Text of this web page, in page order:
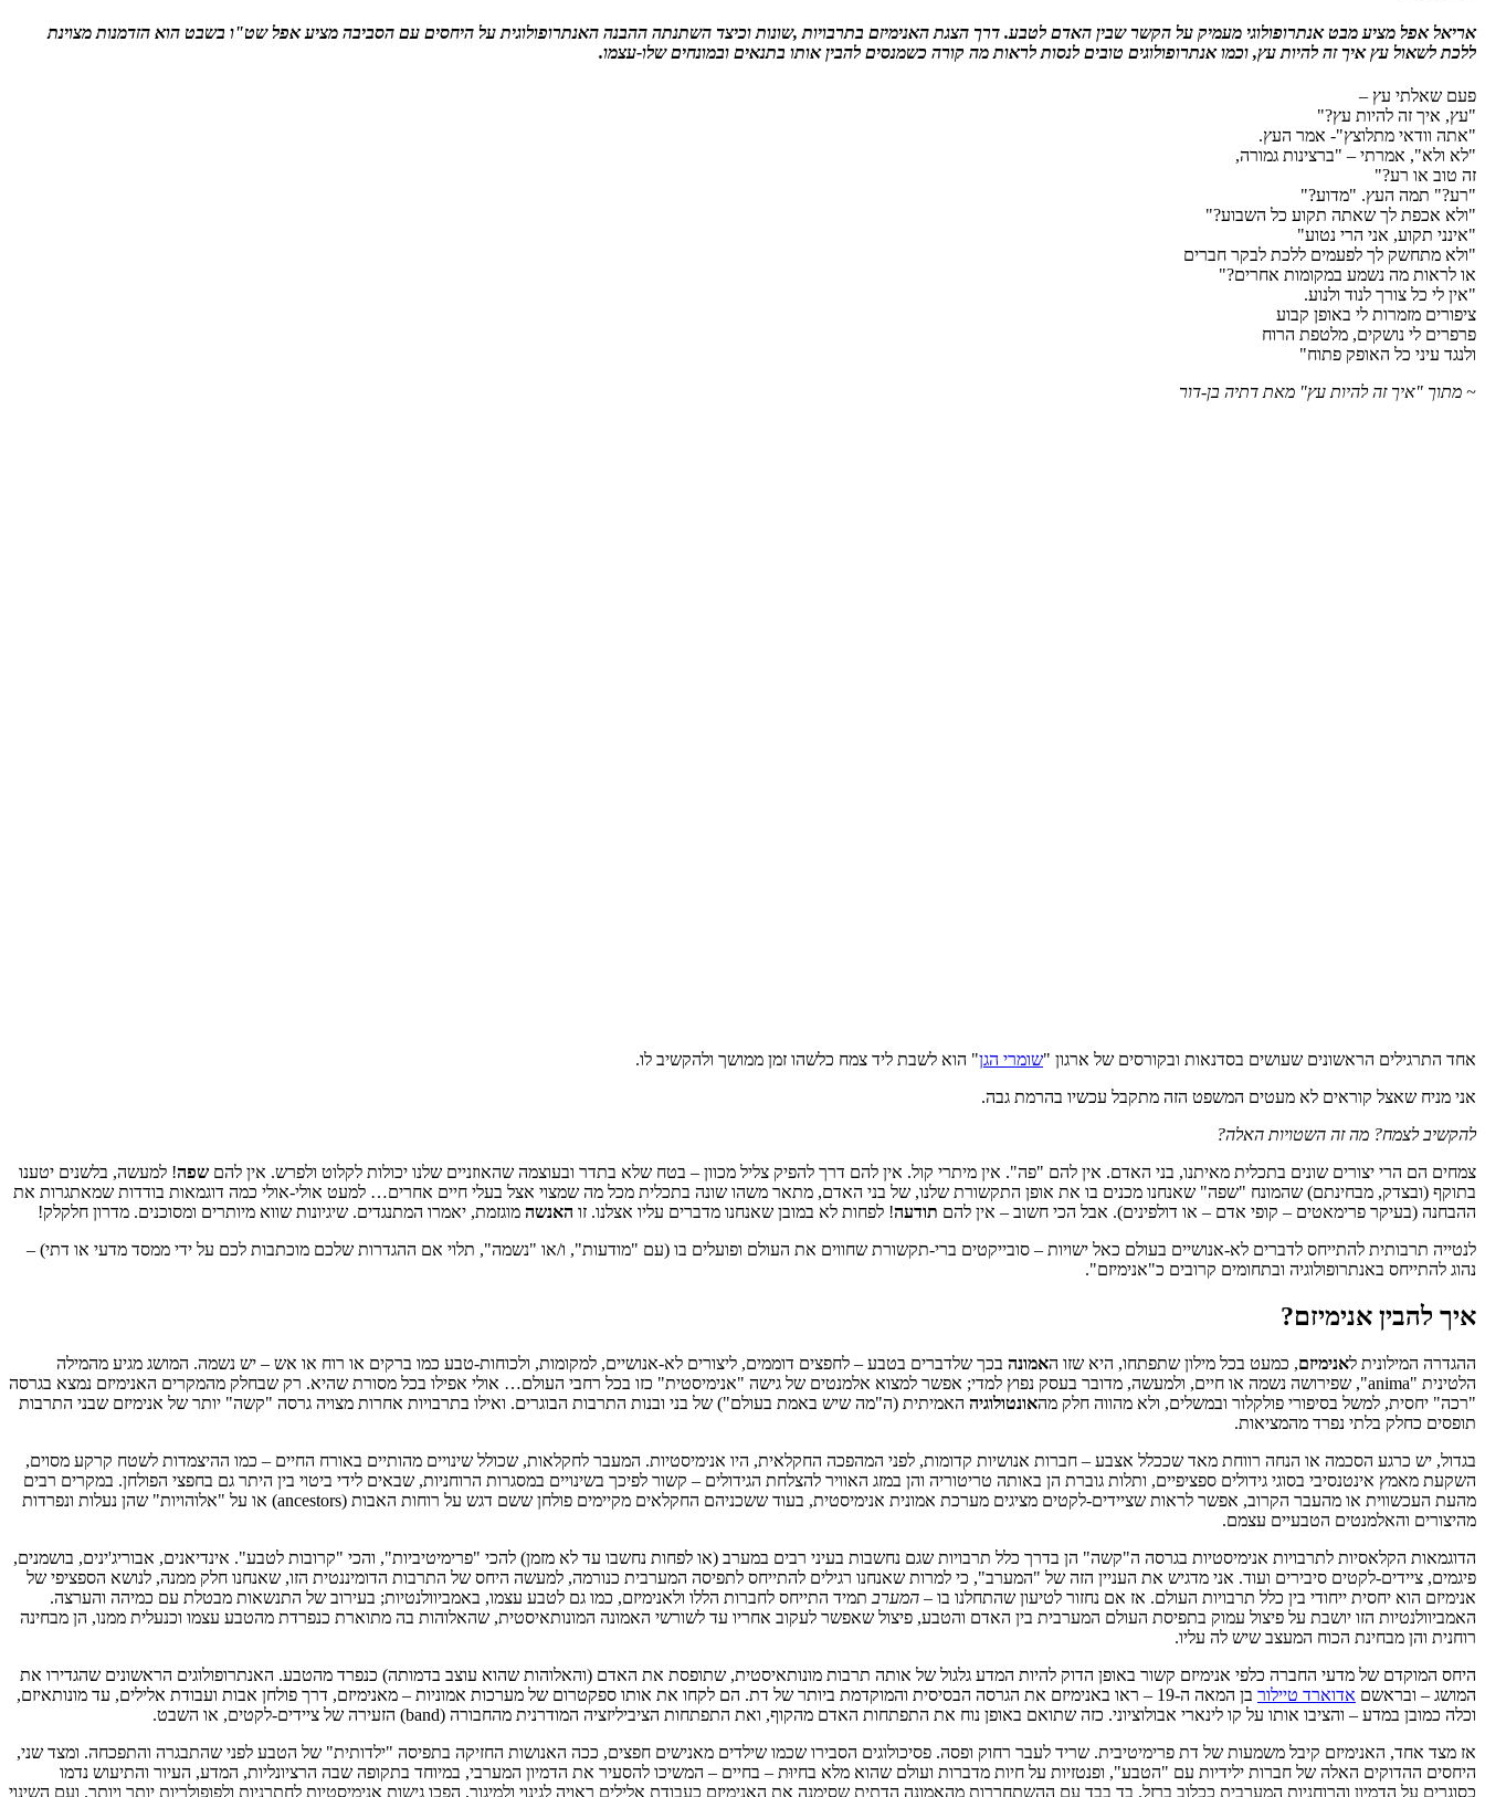
אריאל אפל מציע מבט אנתרופולוגי מעמיק על הקשר שבין האדם לטבע. דרך הצגת האנימיזם בתרבויות ,שונות וכיצד השתנתה ההבנה האנתרופולוגית על היחסים עם הסביבה מציע אפל שט"ו בשבט הוא הזדמנות מצוינת
ללכת לשאול עץ איך זה להיות עץ, וכמו אנתרופולוגים טובים לנסות לראות מה קורה כשמנסים להבין אותו בתנאים ובמונחים שלו-עצמו.
פעם שאלתי עץ –
"עץ, איך זה להיות עץ?"
"אתה וודאי מתלוצץ"- אמר העץ.
"לא ולא", אמרתי – "ברצינות גמורה,
זה טוב או רע?"
"רע?" תמה העץ. "מדוע?"
"ולא אכפת לך שאתה תקוע כל השבוע?"
"אינני תקוע, אני הרי נטוע"
"ולא מתחשק לך לפעמים ללכת לבקר חברים
או לראות מה נשמע במקומות אחרים?"
"אין לי כל צורך לנוד ולנוע.
ציפורים מזמרות לי באופן קבוע
פרפרים לי נושקים, מלטפת הרוח
ולנגד עיני כל האופק פתוח"
~ מתוך "איך זה להיות עץ" מאת דתיה בן-דור
אחד התרגילים הראשונים שעושים בסדנאות ובקורסים של ארגון "שומרי הגן" הוא לשבת ליד צמח כלשהו זמן ממושך ולהקשיב לו.
אני מניח שאצל קוראים לא מעטים המשפט הזה מתקבל עכשיו בהרמת גבה.
להקשיב לצמח? מה זה השטויות האלה?
צמחים הם הרי יצורים שונים בתכלית מאיתנו, בני האדם. אין להם "פה". אין מיתרי קול. אין להם דרך להפיק צליל מכוון – בטח שלא בתדר ובעוצמה שהאוזניים שלנו יכולות לקלוט ולפרש. אין להם שפה! למעשה, בלשנים יטענו
בתוקף (ובצדק, מבחינתם) שהמונח "שפה" שאנחנו מכנים בו את אופן התקשורת שלנו, של בני האדם, מתאר משהו שונה בתכלית מכל מה שמצוי אצל בעלי חיים אחרים… למעט אולי-אולי כמה דוגמאות בודדות שמאתגרות את
ההבחנה (בעיקר פרימאטים – קופי אדם – או דולפינים). אבל הכי חשוב – אין להם תודעה! לפחות לא במובן שאנחנו מדברים עליו אצלנו. זו האנשה מוגזמת, יאמרו המתנגדים. שיגיונות שווא מיותרים ומסוכנים. מדרון חלקלק!
לנטייה תרבותית להתייחס לדברים לא-אנושיים בעולם כאל ישויות – סובייקטים ברי-תקשורת שחווים את העולם ופועלים בו (עם "מודעות", ו/או "נשמה", תלוי אם ההגדרות שלכם מוכתבות לכם על ידי ממסד מדעי או דתי) –
נהוג להתייחס באנתרופולוגיה ובתחומים קרובים כ"אנימיזם".
איך להבין אנימיזם?
ההגדרה המילונית לאנימיזם, כמעט בכל מילון שתפתחו, היא שזו האמונה בכך שלדברים בטבע – לחפצים דוממים, ליצורים לא-אנושיים, למקומות, ולכוחות-טבע כמו ברקים או רוח או אש – יש נשמה. המושג מגיע מהמילה
הלטינית "anima", שפירושה נשמה או חיים, ולמעשה, מדובר בעסק נפוץ למדי; אפשר למצוא אלמנטים של גישה "אנימיסטית" כזו בכל רחבי העולם… אולי אפילו בכל מסורת שהיא. רק שבחלק מהמקרים האנימיזם נמצא בגרסה
"רכה" יחסית, למשל בסיפורי פולקלור ובמשלים, ולא מהווה חלק מהאונטולוגיה האמיתית (ה"מה שיש באמת בעולם") של בני ובנות התרבות הבוגרים. ואילו בתרבויות אחרות מצויה גרסה "קשה" יותר של אנימיזם שבני התרבות
תופסים כחלק בלתי נפרד מהמציאות.
בגדול, יש כרגע הסכמה או הנחה רווחת מאד שככלל אצבע – חברות אנושיות קדומות, לפני המהפכה החקלאית, היו אנימיסטיות. המעבר לחקלאות, שכולל שינויים מהותיים באורח החיים – כמו ההיצמדות לשטח קרקע מסוים,
השקעת מאמץ אינטנסיבי בסוגי גידולים ספציפיים, ותלות גוברת הן באותה טריטוריה והן במזג האוויר להצלחת הגידולים – קשור לפיכך בשינויים במסגרות הרוחניות, שבאים לידי ביטוי בין היתר גם בחפצי הפולחן. במקרים רבים
מהעת העכשווית או מהעבר הקרוב, אפשר לראות שציידים-לקטים מציגים מערכת אמונית אנימיסטית, בעוד ששכניהם החקלאים מקיימים פולחן ששם דגש על רוחות האבות (ancestors) או על "אלוהויות" שהן נעלות ונפרדות
מהיצורים והאלמנטים הטבעיים עצמם.
הדוגמאות הקלאסיות לתרבויות אנימיסטיות בגרסה ה"קשה" הן בדרך כלל תרבויות שגם נחשבות בעיני רבים במערב (או לפחות נחשבו עד לא מזמן) להכי "פרימיטיביות", והכי "קרובות לטבע". אינדיאנים, אבוריג'ינים, בושמנים,
פיגמים, ציידים-לקטים סיבירים ועוד. אני מדגיש את העניין הזה של "המערב", כי למרות שאנחנו רגילים להתייחס לתפיסה המערבית כנורמה, למעשה היחס של התרבות הדומיננטית הזו, שאנחנו חלק ממנה, לנושא הספציפי של
אנימיזם הוא יחסית ייחודי בין כלל תרבויות העולם. אז אם נחזור לטיעון שהתחלנו בו – המערב תמיד התייחס לחברות הללו ולאנימיזם, כמו גם לטבע עצמו, באמביוולנטיות; בעירוב של התנשאות מבטלת עם כמיהה והערצה.
האמביוולנטיות הזו יושבת על פיצול עמוק בתפיסת העולם המערבית בין האדם והטבע, פיצול שאפשר לעקוב אחריו עד לשורשי האמונה המונותאיסטית, שהאלוהות בה מתוארת כנפרדת מהטבע עצמו וכנעלית ממנו, הן מבחינה
רוחנית והן מבחינת הכוח המעצב שיש לה עליו.
היחס המוקדם של מדעי החברה כלפי אנימיזם קשור באופן הדוק להיות המדע גלגול של אותה תרבות מונותאיסטית, שתופסת את האדם (והאלוהות שהוא עוצב בדמותה) כנפרד מהטבע. האנתרופולוגים הראשונים שהגדירו את
המושג – ובראשם אדוארד טיילור
בן המאה ה-19 – ראו באנימיזם את הגרסה הבסיסית והמוקדמת ביותר של דת. הם לקחו את אותו ספקטרום של מערכות אמוניות – מאנימיזם, דרך פולחן אבות ועבודת אלילים, עד מונותאיזם,
וכלה כמובן במדע – והציבו אותו על קו לינארי אבולוציוני. כזה שתואם באופן נוח את התפתחות האדם מהקוף, ואת התפתחות הציביליזציה המודרנית מהחבורה (band) הזעירה של ציידים-לקטים, או השבט.
אז מצד אחד, האנימיזם קיבל משמעות של דת פרימיטיבית. שריד לעבר רחוק ופסה. פסיכולוגים הסבירו שכמו שילדים מאנישים חפצים, ככה האנושות החזיקה בתפיסה "ילדותית" של הטבע לפני שהתבגרה והתפכחה. ומצד שני,
היחסים ההדוקים האלה של חברות ילידיות עם "הטבע", ופנטזיות על חיות מדברות ועולם שהוא מלא בחיוּת – בחיים – המשיכו להסעיר את הדמיון המערבי, במיוחד בתקופה שבה הרציונליות, המדע, העיור והתיעוש נדמו
כסוגרים על הדמיון והרוחניות המערבית ככלוב ברזל. בד בבד עם ההשתחררות מהאמונה הדתית שסימנה את האנימיזם כעבודת אלילים ראויה לגינוי ולמיגור, הפכו גישות אנימיסטיות לחתרניות ולפופולריות יותר ויותר. ועם השינוי